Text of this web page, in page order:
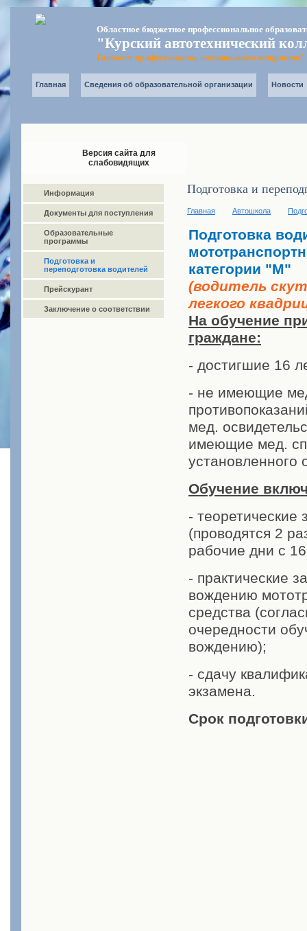
Областное бюджетное профессиональное
"Курский автотехнический
Готовим профессионала, воспитываем патриота!
Главная Сведения об образовательной организации Новости
Версия сайта для
слабовидящих
Информация
Документы для поступления
Образовательные
программы
Подготовка и
переподготовка водителей
Прейскурант
Заключение о соответствии
Подготовка и
Главная Автошкола
Подготовка
категории "М"
(водитель
легкого
На обучение
граждане:
- достигшие 16
- не имеющие
мед.
имеющие мед.
установленного
Обучение
- теоретические
(проводятся 2
рабочие дни с
- практические
вождению
средства
очередности
вождению);
- сдачу
экзамена.
Срок